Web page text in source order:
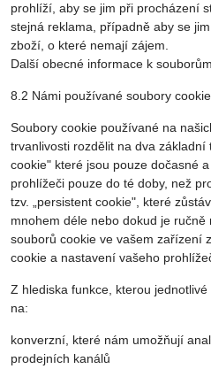
prohlíží, aby se jim při procházení
stejná reklama, případně aby se
zboží, o které nemají zájem.
Další obecné informace k
8.2 Námi používané soubory cookie
Soubory cookie používané na
trvanlivosti rozdělit na dva základní
cookie" které jsou pouze dočasné
prohlížeči pouze do té doby, než
tzv. „persistent cookie", které
mnohem déle nebo dokud je
souborů cookie ve vašem zařízení
cookie a nastavení vašeho
Z hlediska funkce, kterou
na:
konverzní, které nám umožňují
prodejních kanálů